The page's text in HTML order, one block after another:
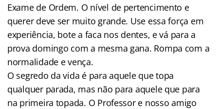
Exame de Ordem. O nível de pertencimento e
querer deve ser muito grande. Use essa força em
experiência, bote a faca nos dentes, e vá para a
prova domingo com a mesma gana. Rompa com a
normalidade e vença.
O segredo da vida é para aquele que topa
qualquer parada, mas não para aquele que para
na primeira topada. O Professor e nosso amigo